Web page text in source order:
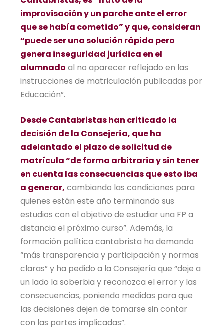
improvisación y un parche ante el error
que se había cometido” y que, consideran
“puede ser una solución rápida pero
genera inseguridad jurídica en el
alumnado al no aparecer reflejado en las
instrucciones de matriculación publicadas por
Educación”.
Desde Cantabristas han criticado la
decisión de la Consejería, que ha
adelantado el plazo de solicitud de
matrícula “de forma arbitraria y sin tener
en cuenta las consecuencias que esto iba
a generar, cambiando las condiciones para
quienes están este año terminando sus
estudios con el objetivo de estudiar una FP a
distancia el próximo curso”. Además, la
formación política cantabrista ha demando
“más transparencia y participación y normas
claras” y ha pedido a la Consejería que “deje a
un lado la soberbia y reconozca el error y las
consecuencias, poniendo medidas para que
las decisiones dejen de tomarse sin contar
con las partes implicadas”.